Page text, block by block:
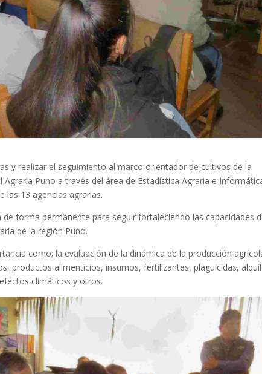
y realizar el seguimiento al marco orientador de cultivos de la
Puno a través del área de Estadística Agraria e
las 13 agencias agrarias.
forma permanente para seguir fortaleciendo las capacidades
de la región Puno.
como; la evaluación de la dinámica de la producción
productos alimenticios, insumos, fertilizantes, plaguicidas,
climáticos y otros.